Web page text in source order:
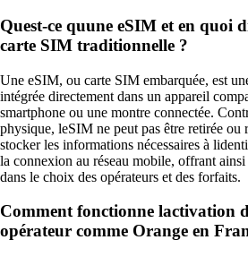
Quest-ce quune eSIM et en quoi
carte SIM traditionnelle ?
Une eSIM, ou carte SIM embarquée, est
intégrée directement dans un appareil
smartphone ou une montre connectée.
physique, leSIM ne peut pas être retirée ou
stocker les informations nécessaires à
la connexion au réseau mobile, offrant
dans le choix des opérateurs et des forfaits.
Comment fonctionne lactivation
opérateur comme Orange en